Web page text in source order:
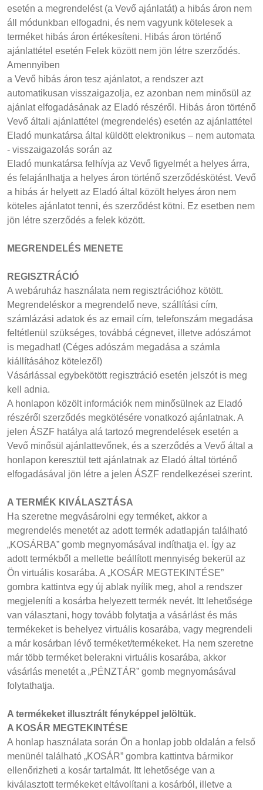
esetén a megrendelést (a Vevő ajánlatát) a hibás áron nem
áll módunkban elfogadni, és nem vagyunk kötelesek a
terméket hibás áron értékesíteni. Hibás áron történő
ajánlattétel esetén Felek között nem jön létre szerződés.
Amennyiben
a Vevő hibás áron tesz ajánlatot, a rendszer azt
automatikusan visszaigazolja, ez azonban nem minősül az
ajánlat elfogadásának az Eladó részéről. Hibás áron történő
Vevő általi ajánlattétel (megrendelés) esetén az ajánlattétel
Eladó munkatársa által küldött elektronikus – nem automata
- visszaigazolás során az
Eladó munkatársa felhívja az Vevő figyelmét a helyes árra,
és felajánlhatja a helyes áron történő szerződéskötést. Vevő
a hibás ár helyett az Eladó által közölt helyes áron nem
köteles ajánlatot tenni, és szerződést kötni. Ez esetben nem
jön létre szerződés a felek között.
MEGRENDELÉS MENETE
REGISZTRÁCIÓ
A webáruház használata nem regisztrációhoz kötött.
Megrendeléskor a megrendelő neve, szállítási cím,
számlázási adatok és az email cím, telefonszám megadása
feltétlenül szükséges, továbbá cégnevet, illetve adószámot
is megadhat! (Céges adószám megadása a számla
kiállításához kötelező!)
Vásárlással egybekötött regisztráció esetén jelszót is meg
kell adnia.
A honlapon közölt információk nem minősülnek az Eladó
részéről szerződés megkötésére vonatkozó ajánlatnak. A
jelen ÁSZF hatálya alá tartozó megrendelések esetén a
Vevő minősül ajánlattevőnek, és a szerződés a Vevő által a
honlapon keresztül tett ajánlatnak az Eladó által történő
elfogadásával jön létre a jelen ÁSZF rendelkezései szerint.
A TERMÉK KIVÁLASZTÁSA
Ha szeretne megvásárolni egy terméket, akkor a
megrendelés menetét az adott termék adatlapján található
„KOSÁRBA” gomb megnyomásával indíthatja el. Így az
adott termékből a mellette beállított mennyiség bekerül az
Ön virtuális kosarába. A „KOSÁR MEGTEKINTÉSE”
gombra kattintva egy új ablak nyílik meg, ahol a rendszer
megjeleníti a kosárba helyezett termék nevét. Itt lehetősége
van választani, hogy tovább folytatja a vásárlást és más
termékeket is behelyez virtuális kosarába, vagy megrendeli
a már kosárban lévő terméket/termékeket. Ha nem szeretne
már több terméket belerakni virtuális kosarába, akkor
vásárlás menetét a „PÉNZTÁR” gomb megnyomásával
folytathatja.
A termékeket illusztrált fényképpel jelöltük.
A KOSÁR MEGTEKINTÉSE
A honlap használata során Ön a honlap jobb oldalán a felső
menünél található „KOSÁR” gombra kattintva bármikor
ellenőrizheti a kosár tartalmát. Itt lehetősége van a
kiválasztott termékeket eltávolítani a kosárból, illetve a